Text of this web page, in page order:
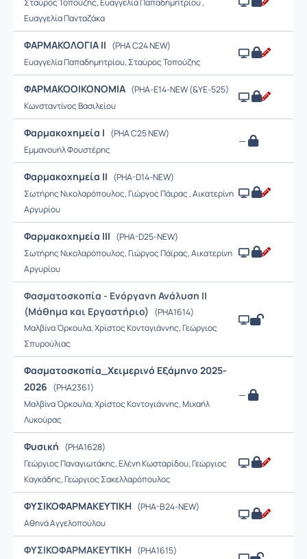
Σταύρος Τοπούζης, Ευαγγελία Παπαδημητρίου ,
Ευαγγελία Πανταζάκα
ΦΑΡΜΑΚΟΛΟΓΙΑ ΙΙ (PHA C24 NEW)
Ευαγγελία Παπαδημητρίου, Σταύρος Τοπούζης
ΦΑΡΜΑΚΟΟΙΚΟΝΟΜΙΑ (PHA-Ε14-NEW (&YE-525)
Κωνσταντίνος Βασιλείου
Φαρμακοχημεία Ι (PHA C25 NEW)
Εμμανουήλ Φουστέρης
—
Φαρμακοχημεία ΙΙ (PHA-D14-NEW)
Σωτήρης Νικολαρόπουλος, Γιώργος Πάιρας , Αικατερίνη
Αργυρίου
Φαρμακοχημεία ΙΙΙ (PHA-D25-NEW)
Σωτήρης Νικολαρόπουλος, Γιώργος Πάϊρας, Αικατερίνη
Αργυρίου
Φασματοσκοπία - Ενόργανη Ανάλυση ΙΙ
(Μάθημα και Εργαστήριο) (PHA1614)
Μαλβίνα Όρκουλα, Χρίστος Κοντογιάννης, Γεώργιος
Σπυρούλιας
Φασματοσκοπία_Χειμερινό Εξάμηνο 2025-
2026 (PHA2361)
Μαλβίνα Όρκουλα, Χρίστος Κοντογιάννης, Μιχαήλ
Λυκούρας
—
Φυσική (PHA1628)
Γεώργιος Παναγιωτάκης, Ελένη Κωσταρίδου, Γεώργιος
Καγκάδης, Γεώργιος Σακελλαρόπουλος
ΦΥΣΙΚΟΦΑΡΜΑΚΕΥΤΙΚΗ (PHA-B24-NEW)
Αθηνά Αγγελοπούλου
ΦΥΣΙΚΟΦΑΡΜΑΚΕΥΤΙΚΗ (PHA1615)